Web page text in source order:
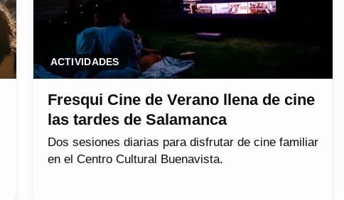
ACTIVIDADES
Fresqui Cine de Verano llena de cine
las tardes de Salamanca
Dos sesiones diarias para disfrutar de cine familiar
en el Centro Cultural Buenavista.